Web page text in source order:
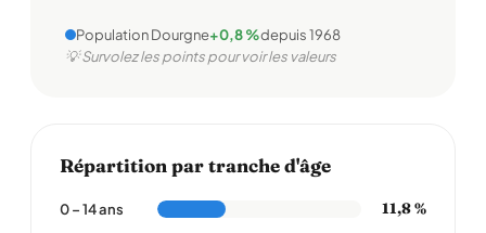
Population Dourgne+0,8 %depuis 1968
💡 Survolez les points pour voir les valeurs
Répartition par tranche d'âge
0 – 14 ans 11,8 %